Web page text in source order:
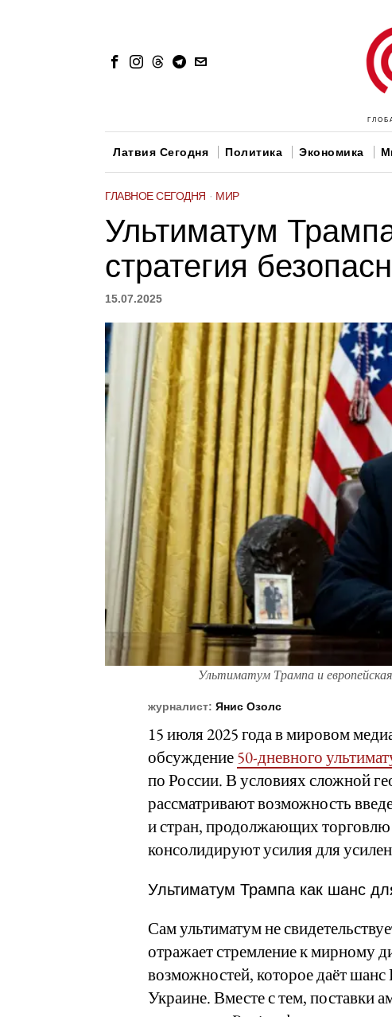
Латвия Сегодня Политика Экономика
ГЛАВНОЕ СЕГОДНЯ · МИР
Ультиматум
стратегия
15.07.2025
Ультиматум Трампа и
журналист: Янис Озолс
15 июля 2025 года в мировом
обсуждение50-дневного
по России. В условиях сложной
рассматривают возможность
и стран, продолжающих торговлю
консолидируют усилия для
Ультиматум Трампа как шанс
Сам ультиматум не
отражает стремление к мирному
возможностей, которое даёт
Украине. Вместе с тем, поставки